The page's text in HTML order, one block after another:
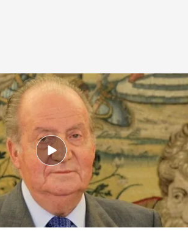
de 'Vanitatis' afirma que Juan Carlos regresa a
meses desde que Juan Carlos
Abu Dabi
viajado hasta la actual casa del